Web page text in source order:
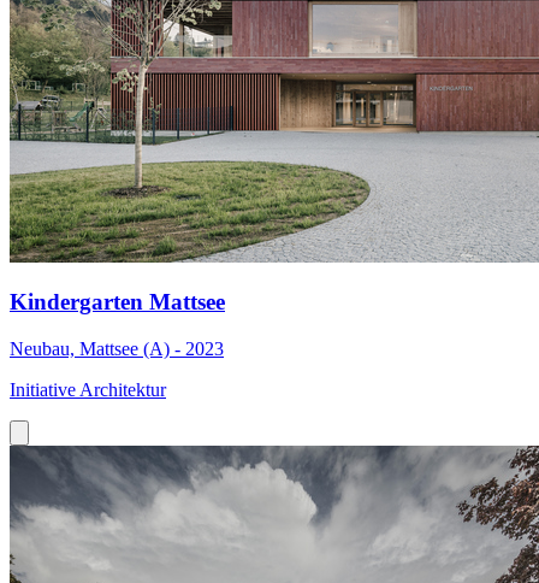
Kindergarten Mattsee
Neubau, Mattsee (A) - 2023
Initiative Architektur